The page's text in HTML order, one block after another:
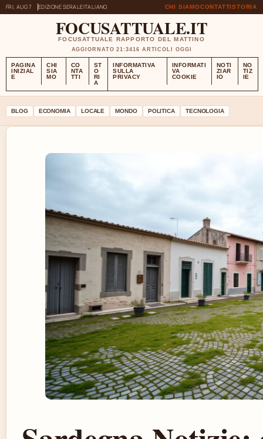
FRI, AUG 7 EDIZIONE SERALEITALIANO CHI SIAMOCONTATTISTORIA
FOCUSATTUALE.IT
FOCUSATTUALE RAPPORTO DEL MATTINO
AGGIORNATO 21:3416 ARTICOLI OGGI
PAGINA
INIZIAL
E
CHI
SIA
MO
CO
NTA
TTI
ST
O
RI
A
INFORMATIVA
SULLA
PRIVACY
INFORMATI
VA
COOKIE
NOTI
ZIAR
IO
NO
TIZ
IE
BLOG ECONOMIA LOCALE MONDO POLITICA TECNOLOGIA